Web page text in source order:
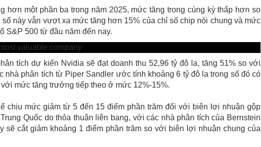
hơn một phần ba trong năm 2025, mức tăng trong cùng kỳ thấp hơn so
này vẫn vượt xa mức tăng hơn 15% của chỉ số chip nói chung và mức
S&P 500 từ đầu năm đến nay.
tích dự kiến ​​Nvidia sẽ đạt doanh thu 52,96 tỷ đô la, tăng 51% so với
nhà phân tích từ Piper Sandler ước tính khoảng 6 tỷ đô la trong số đó có
mức tăng trưởng tiếp theo ở mức 12%-15%.
chịu mức giảm từ 5 đến 15 điểm phần trăm đối với biên lợi nhuận gộp
Quốc do thỏa thuận liên bang, với các nhà phân tích của Bernstein
sẽ cắt giảm khoảng 1 điểm phần trăm so với biên lợi nhuận chung của